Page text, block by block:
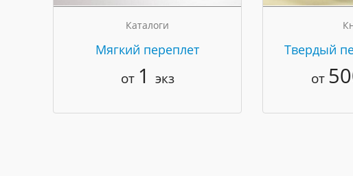
Каталоги
Мягкий переплет
от 1 экз
Твердый
от